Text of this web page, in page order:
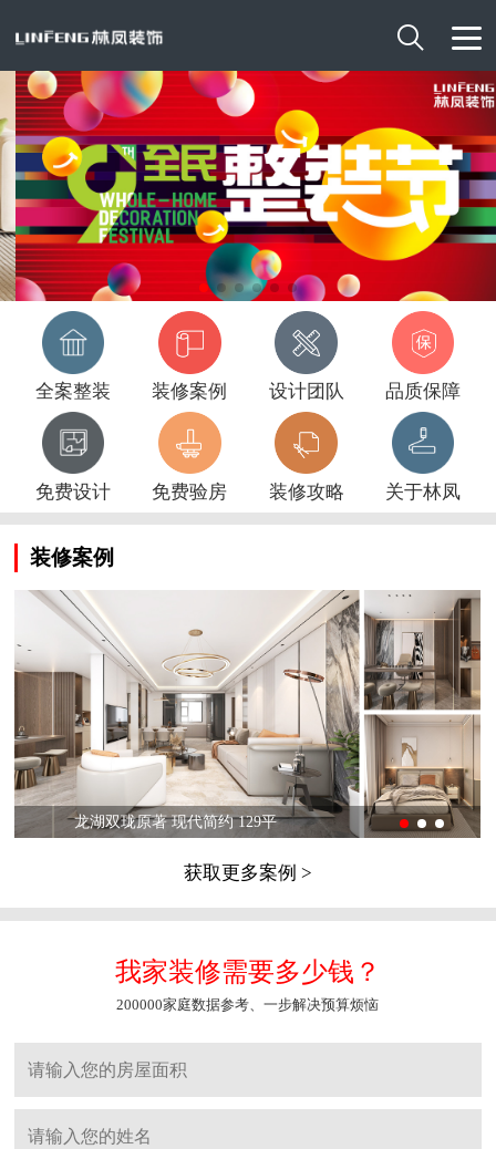

全案整装 装修案例 设计团队 品质保障
免费设计 免费验房 装修攻略 关于林凤
装修案例
龙湖双珑原著 现代简约 129平
获取更多案例 >
我家装修需要多少钱？
200000家庭数据参考、一步解决预算烦恼